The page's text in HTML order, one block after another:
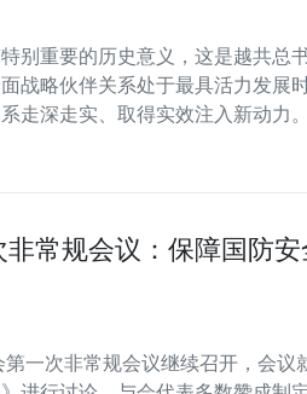
别重要的历史意义，这是越共总
战略伙伴关系处于最具活力发展
走深走实、取得实效注入新动力。
常规会议：保障国防
一次非常规会议继续召开，会议